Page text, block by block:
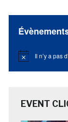
Notice Il n’y a pas
EVENT